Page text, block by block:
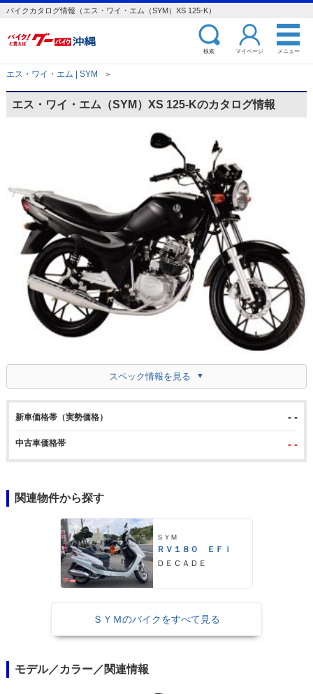
バイクカタログ情報（エス・ワイ・エム（SYM）XS 125-K）
検索 マイページ メニュー
エス・ワイ・エム | SYM ＞
エス・ワイ・エム（SYM）XS 125-Kのカタログ情報
スペック情報を見る
新車価格帯（実勢価格） - -
中古車価格帯 - -
関連物件から探す
ＳＹＭ
ＲＶ１８０ ＥＦｉ
ＤＥＣＡＤＥ
ＳＹＭのバイクをすべて見る
モデル／カラー／関連情報